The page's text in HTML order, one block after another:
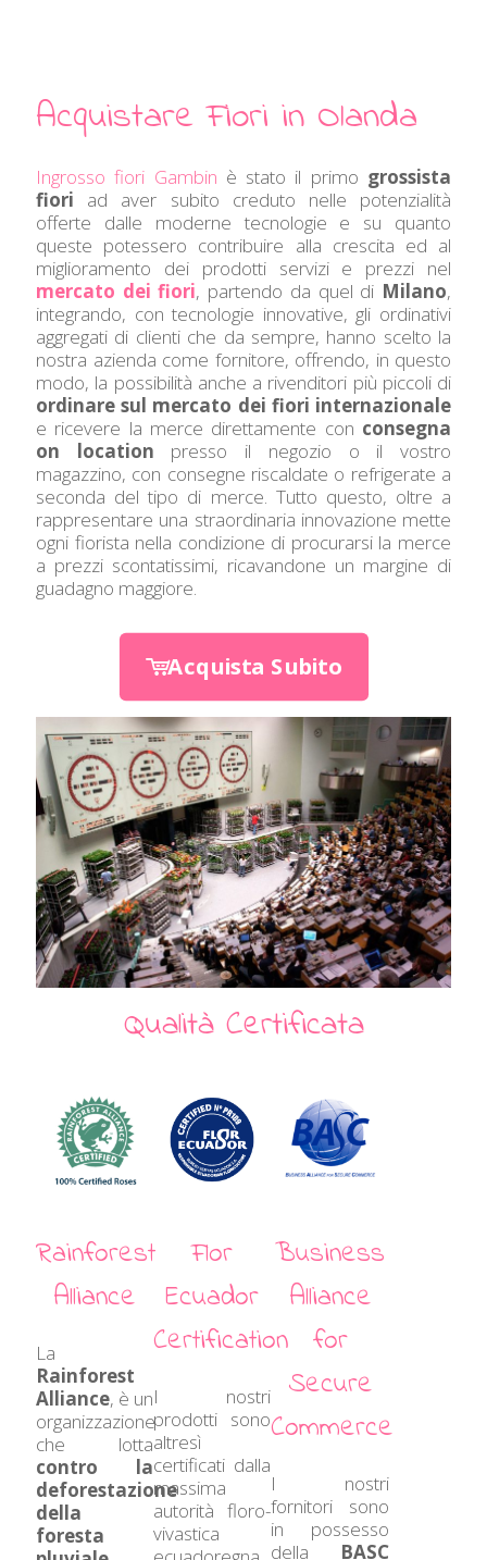
Acquistare Fiori in Olanda
Ingrosso fiori Gambin è stato il primo grossista
fiori ad aver subito creduto nelle potenzialità
offerte dalle moderne tecnologie e su quanto
queste potessero contribuire alla crescita ed al
miglioramento dei prodotti servizi e prezzi nel
mercato dei fiori, partendo da quel di Milano,
integrando, con tecnologie innovative, gli ordinativi
aggregati di clienti che da sempre, hanno scelto la
nostra azienda come fornitore, offrendo, in questo
modo, la possibilità anche a rivenditori più piccoli di
ordinare sul mercato dei fiori internazionale
e ricevere la merce direttamente con consegna
on location presso il negozio o il vostro
magazzino, con consegne riscaldate o refrigerate a
seconda del tipo di merce. Tutto questo, oltre a
rappresentare una straordinaria innovazione mette
ogni fiorista nella condizione di procurarsi la merce
a prezzi scontatissimi, ricavandone un margine di
guadagno maggiore.
Acquista Subito
Qualità Certificata
Rainforest
Alliance
La
Rainforest
Alliance, è un
organizzazione
che lotta
contro la
deforestazione
della
foresta
Flor
Ecuador
Certification
I nostri
prodotti sono
altresì
certificati dalla
massima
autorità floro-
vivastica
Business
Alliance
for
Secure
Commerce
I nostri
fornitori sono
in possesso
della
BASC